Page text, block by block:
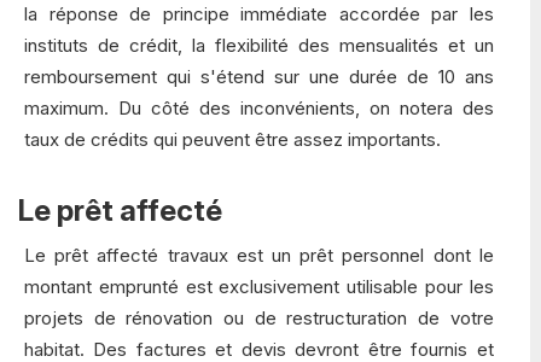
la réponse de principe immédiate accordée par les
instituts de crédit, la flexibilité des mensualités et un
remboursement qui s'étend sur une durée de 10 ans
maximum. Du côté des inconvénients, on notera des
taux de crédits qui peuvent être assez importants.
Le prêt affecté
Le prêt affecté travaux est un prêt personnel dont le
montant emprunté est exclusivement utilisable pour les
projets de rénovation ou de restructuration de votre
habitat. Des factures et devis devront être fournis et